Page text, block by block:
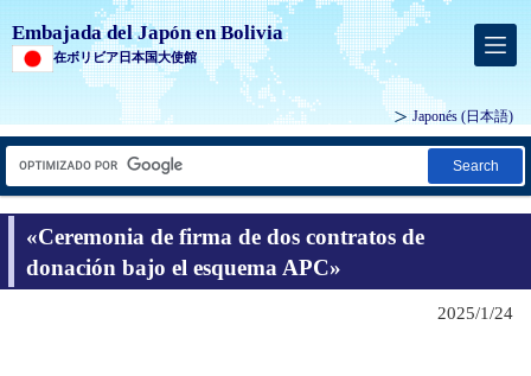
Embajada del Japón en Bolivia
在ボリビア日本国大使館
Japonés (日本語)
Search
«Ceremonia de firma de dos contratos de
donación bajo el esquema APC»
2025/1/24